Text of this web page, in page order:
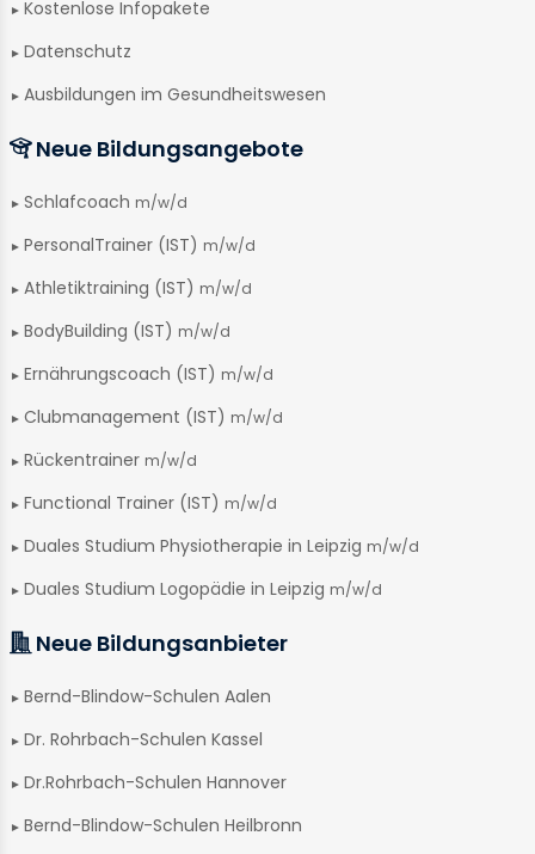
Kostenlose Infopakete
Datenschutz
Ausbildungen im Gesundheitswesen
Neue Bildungsangebote
Schlafcoach m/w/d
PersonalTrainer (IST) m/w/d
Athletiktraining (IST) m/w/d
BodyBuilding (IST) m/w/d
Ernährungscoach (IST) m/w/d
Clubmanagement (IST) m/w/d
Rückentrainer m/w/d
Functional Trainer (IST) m/w/d
Duales Studium Physiotherapie in Leipzig m/w/d
Duales Studium Logopädie in Leipzig m/w/d
Neue Bildungsanbieter
Bernd-Blindow-Schulen Aalen
Dr. Rohrbach-Schulen Kassel
Dr.Rohrbach-Schulen Hannover
Bernd-Blindow-Schulen Heilbronn